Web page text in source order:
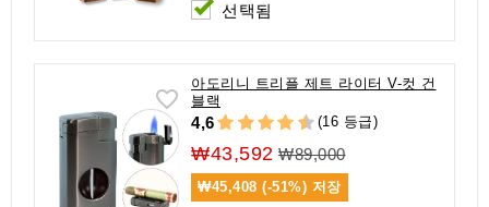
선택됨
아도리니 트리플 제트 라이터 V-컷 건
블랙
4,6 (16 등급)
₩43,592 ₩89,000
₩45,408 (-51%) 저장